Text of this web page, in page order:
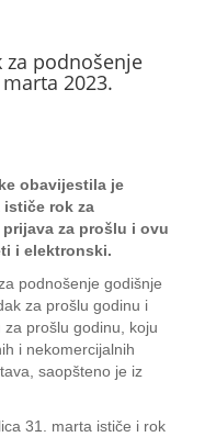
za podnošenje
2023.
obavijestila je
ističe rok za
za prošlu i ovu
i elektronski.
podnošenje godišnje
za prošlu godinu i
prošlu godinu, koju
i nekomercijalnih
saopšteno je iz
31. marta ističe i rok